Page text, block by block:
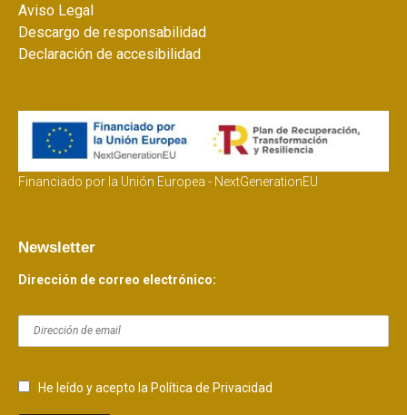
Aviso Legal
Descargo de responsabilidad
Declaración de accesibilidad
Financiado por la Unión Europea - NextGenerationEU
Newsletter
Dirección de correo electrónico:
He leído y acepto la Política de Privacidad